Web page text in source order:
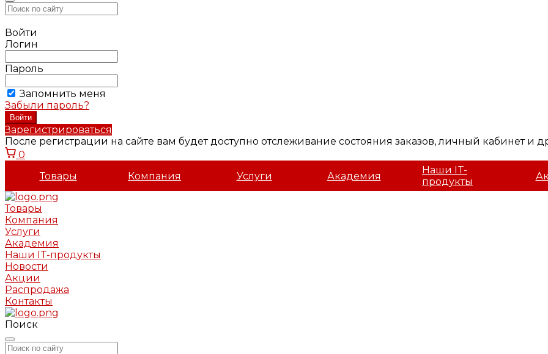
Войти
Логин
Пароль
Запомнить меня
Забыли пароль?
Зарегистрироваться
После регистрации на сайте вам будет доступно отслеживание состояния заказов, личный кабинет и
0
Товары
Компания Услуги Академия
Наши IT-
продукты
Товары
Компания
Услуги
Академия
Наши IT-продукты
Новости
Акции
Распродажа
Контакты
Поиск